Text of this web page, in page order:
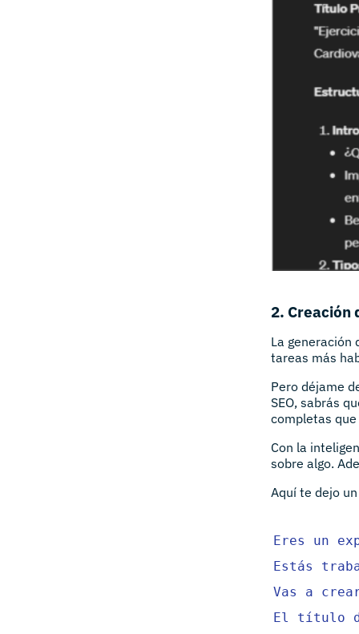
2. Creación
La generación
tareas más
Pero déjame
SEO, sabrás
completas
Con la
sobre algo.
Aquí te dejo
Eres un
Estás
Vas a
El título